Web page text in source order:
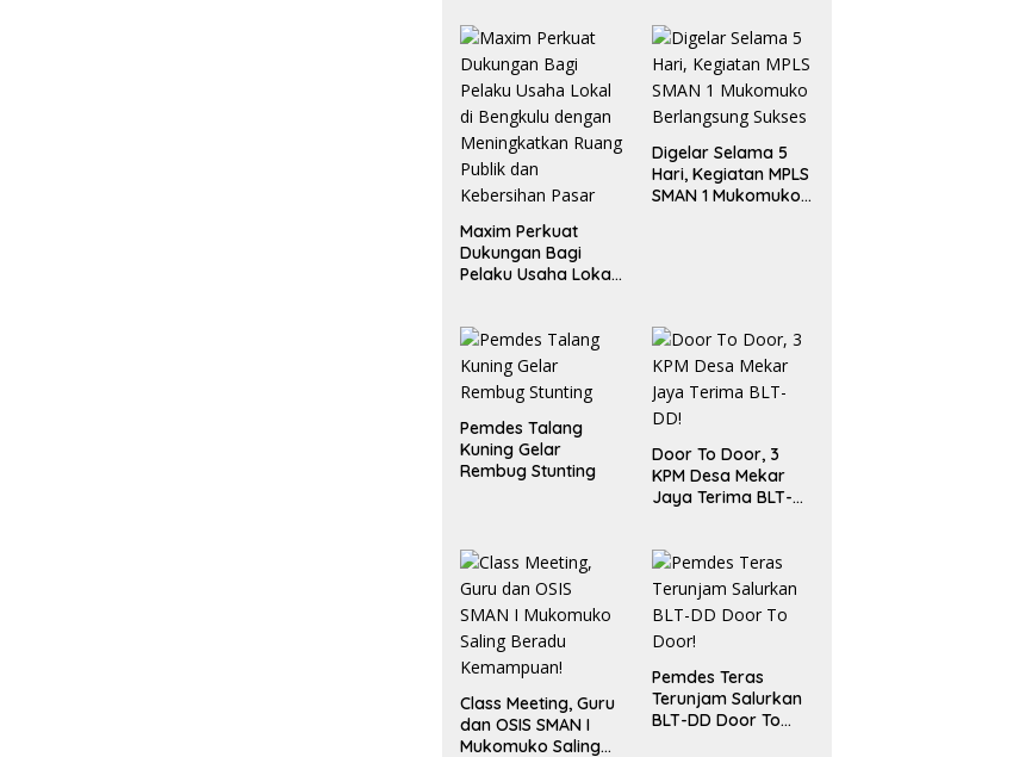
Maxim Perkuat
Dukungan Bagi
Pelaku Usaha Lokal
Ruang Publik dan
Kebersihan Pasar
Digelar Selama 5
Hari, Kegiatan MPLS
SMAN 1 Mukomuko
Pemdes Talang
Kuning Gelar
Rembug Stunting
Door To Door, 3
KPM Desa Mekar
Jaya Terima BLT-
Class Meeting, Guru
dan OSIS SMAN I
Mukomuko Saling
Pemdes Teras
Terunjam Salurkan
BLT-DD Door To